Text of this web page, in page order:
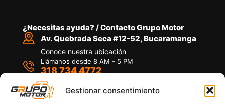
Gestionar consentimiento
¿Necesitas ayuda? / Contacto Grupo Motor
Av. Quebrada Seca #12-52, Bucaramanga
Conoce nuestra ubicación
Llámanos desde 8 AM - 5 PM
318 734 4772
Por medio de WhatsApp